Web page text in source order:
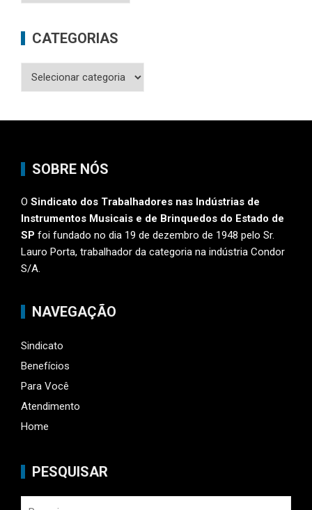
CATEGORIAS
Categorias
SOBRE NÓS
O Sindicato dos Trabalhadores nas Indústrias de
Instrumentos Musicais e de Brinquedos do Estado de
SP foi fundado no dia 19 de dezembro de 1948 pelo Sr.
Lauro Porta, trabalhador da categoria na indústria Condor
S/A.
NAVEGAÇÃO
Sindicato
Benefícios
Para Você
Atendimento
Home
PESQUISAR